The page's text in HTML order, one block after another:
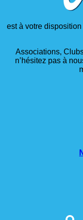
est à votre
Associations,
n’hésitez pas à